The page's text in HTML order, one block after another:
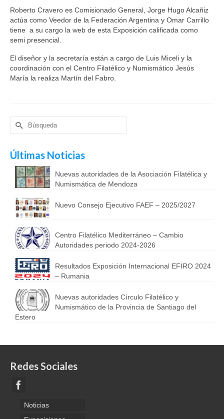
Roberto Cravero es Comisionado General, Jorge Hugo Alcañiz
actúa como Veedor de la Federación Argentina y Omar Carrillo
tiene a su cargo la web de esta Exposición calificada como
semi presencial.
El diseñor y la secretaría están a cargo de Luis Miceli y la
coordinación con el Centro Filatélico y Numismático Jesús
María la realiza Martín del Fabro.
Buscar
por:
Últimas Noticias
Nuevas autoridades de la Asociación Filatélica y
Numismática de Mendoza
Nuevo Consejo Ejecutivo FAEF – 2025/2027
Centro Filatélico Mediterráneo – Cambio
Autoridades periodo 2024-2026
Resultados Exposición Internacional EFIRO 2024
– Rumania
Nuevas autoridades Círculo Filatélico y
Numismático de la Provincia de Santiago del
Estero
Redes Sociales
Noticias